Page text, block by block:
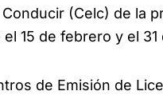
(Celc) de la
15 de febrero y el 31
de Emisión de